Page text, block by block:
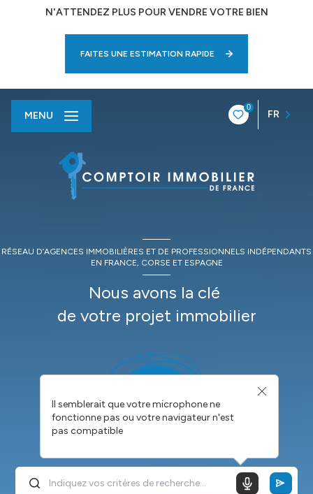
N'ATTENDEZ PLUS POUR VENDRE VOTRE BIEN
FAITES UNE ESTIMATION RAPIDE
0
FR
MENU
RÉSEAU D’AGENCES IMMOBILIÈRES ET DE PROFESSIONNELS INDÉPENDANTS
EN FRANCE, CORSE ET ESPAGNE
Nous avons la clé
de votre projet immobilier
Il semblerait que votre microphone ne
fonctionne pas ou votre navigateur n'est
pas compatible